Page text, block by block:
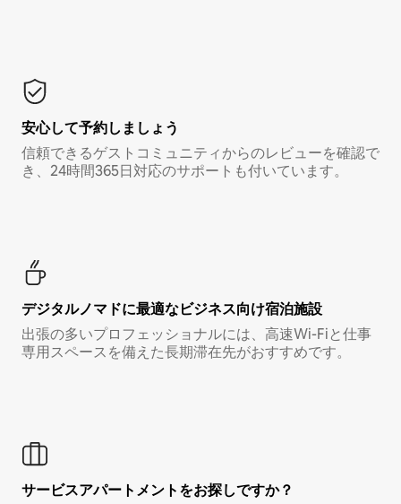
安心して予約しましょう
信頼できるゲストコミュニティからのレビューを確認で
き、24時間365日対応のサポートも付いています。
デジタルノマド⁠に最⁠適⁠なビ⁠ジ⁠ネ⁠ス⁠向⁠け宿⁠泊⁠施⁠設
出張の多いプロフェッショナルには、高速Wi-Fiと仕事
専用スペースを備えた長期滞在先がおすすめです。
サービスアパートメントをお探しですか？